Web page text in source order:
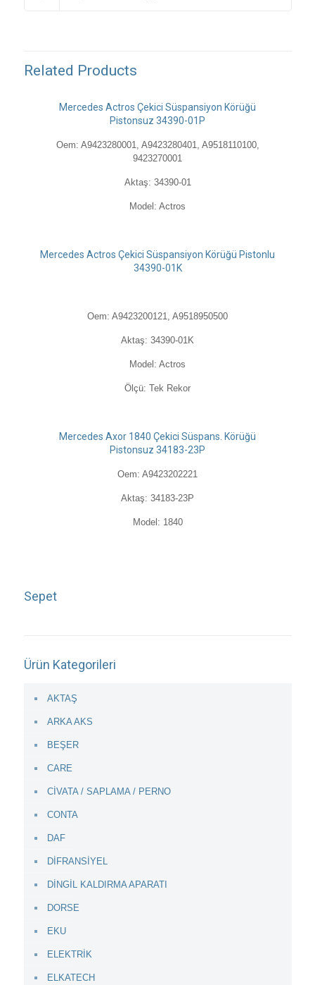
Related Products
Mercedes Actros Çekici Süspansiyon Körüğü
Pistonsuz 34390-01P
Oem: A9423280001, A9423280401, A9518110100,
9423270001
Aktaş: 34390-01
Model: Actros
Mercedes Actros Çekici Süspansiyon Körüğü Pistonlu
34390-01K
Oem: A9423200121, A9518950500
Aktaş: 34390-01K
Model: Actros
Ölçü: Tek Rekor
Mercedes Axor 1840 Çekici Süspans. Körüğü
Pistonsuz 34183-23P
Oem: A9423202221
Aktaş: 34183-23P
Model: 1840
Sepet
Ürün Kategorileri
AKTAŞ
ARKA AKS
BEŞER
CARE
CİVATA / SAPLAMA / PERNO
CONTA
DAF
DİFRANSİYEL
DİNGİL KALDIRMA APARATI
DORSE
EKU
ELEKTRİK
ELKATECH